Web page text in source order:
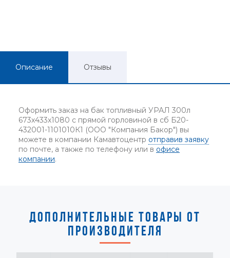
Описание Отзывы
Оформить заказ на бак топливный УРАЛ 300л
673х433х1080 с прямой горловиной в сб Б20-
432001-1101010К1 (ООО "Компания Бакор") вы
можете в компании Камавтоцентр отправив заявку
по почте, а также по телефону или в офисе
компании.
ДОПОЛНИТЕЛЬНЫЕ ТОВАРЫ ОТ
ПРОИЗВОДИТЕЛЯ